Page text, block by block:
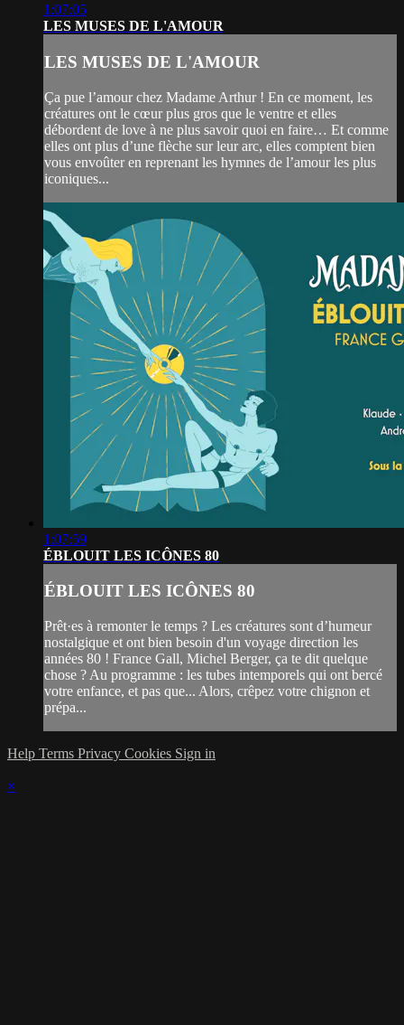
1:07:05
LES MUSES DE L'AMOUR
LES MUSES DE L'AMOUR
Ça pue l’amour chez Madame Arthur ! En ce moment, les
créatures ont le cœur plus gros que le ventre et elles
débordent de love à ne plus savoir quoi en faire… Et comme
elles ont plus d’une flèche sur leur arc, elles comptent bien
vous envoûter en reprenant les hymnes de l’amour les plus
iconiques...
1:07:59
ÉBLOUIT LES ICÔNES 80
ÉBLOUIT LES ICÔNES 80
Prêt·es à remonter le temps ? Les créatures sont d’humeur
nostalgique et ont bien besoin d'un voyage direction les
années 80 ! France Gall, Michel Berger, ça te dit quelque
chose ? Au programme : les tubes intemporels qui ont bercé
votre enfance, et pas que... Alors, crêpez votre chignon et
prépa...
Help Terms Privacy Cookies Sign in
×